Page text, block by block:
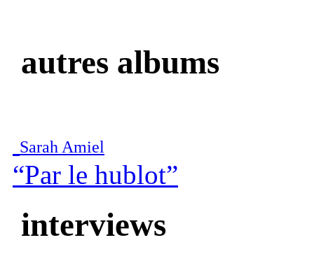
autres albums
Sarah Amiel
“Par le hublot”
interviews